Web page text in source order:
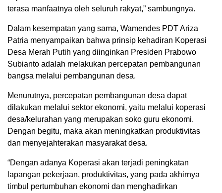
terasa manfaatnya oleh seluruh rakyat,” sambungnya.
Dalam kesempatan yang sama, Wamendes PDT Ariza
Patria menyampaikan bahwa prinsip kehadiran Koperasi
Desa Merah Putih yang diinginkan Presiden Prabowo
Subianto adalah melakukan percepatan pembangunan
bangsa melalui pembangunan desa.
Menurutnya, percepatan pembangunan desa dapat
dilakukan melalui sektor ekonomi, yaitu melalui koperasi
desa/kelurahan yang merupakan soko guru ekonomi.
Dengan begitu, maka akan meningkatkan produktivitas
dan menyejahterakan masyarakat desa.
“Dengan adanya Koperasi akan terjadi peningkatan
lapangan pekerjaan, produktivitas, yang pada akhirnya
timbul pertumbuhan ekonomi dan menghadirkan